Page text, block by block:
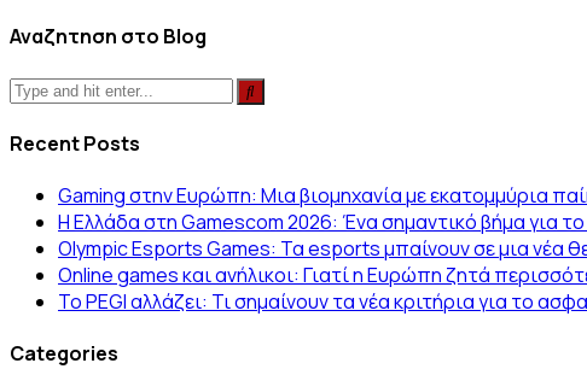
Αναζητηση στο Blog
Recent Posts
Gaming στην Ευρώπη: Μια βιομηχανία με εκατομμύρια
Η Ελλάδα στη Gamescom 2026: Ένα σημαντικό βήμα για το
Olympic Esports Games: Τα esports μπαίνουν σε μια νέα
Online games και ανήλικοι: Γιατί η Ευρώπη ζητά
Το PEGI αλλάζει: Τι σημαίνουν τα νέα κριτήρια για το
Categories